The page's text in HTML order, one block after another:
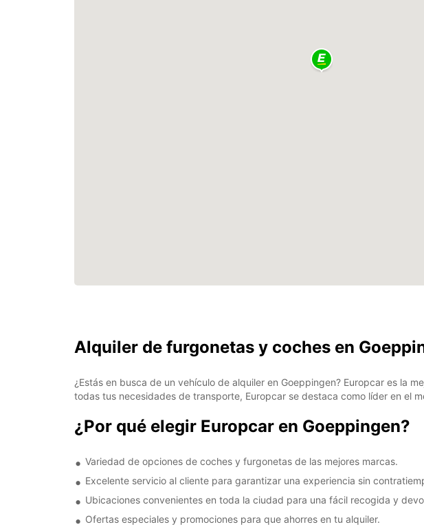
Alquiler de furgonetas y coches en
¿Estás en busca de un vehículo de alquiler en Goeppingen? Europcar es la
todas tus necesidades de transporte, Europcar se destaca como líder en el
¿Por qué elegir Europcar en Goeppingen?
Variedad de opciones de coches y furgonetas de las mejores marcas.
Excelente servicio al cliente para garantizar una experiencia sin
Ubicaciones convenientes en toda la ciudad para una fácil recogida y
Ofertas especiales y promociones para que ahorres en tu alquiler.